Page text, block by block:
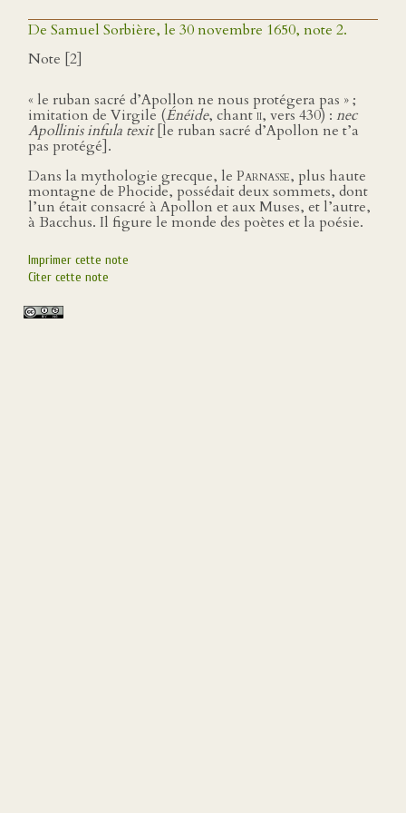
De Samuel Sorbière, le 30 novembre 1650, note 2.
Note [2]
« le ruban sacré d’Apollon ne nous protégera pas » ;
imitation de Virgile (Énéide, chantii, vers 430) : nec
Apollinis infula texit[le ruban sacré d’Apollon ne t’a
pas protégé].
Dans la mythologie grecque, le Parnasse, plus haute
montagne de Phocide, possédait deux sommets, dont
l’un était consacré à Apollon et aux Muses, et l’autre,
à Bacchus. Il figure le monde des poètes et la poésie.
Imprimer cette note
Citer cette note